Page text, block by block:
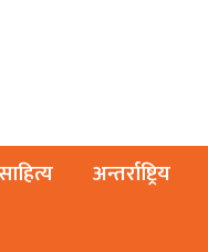
अन्तर्राष्ट्रिय